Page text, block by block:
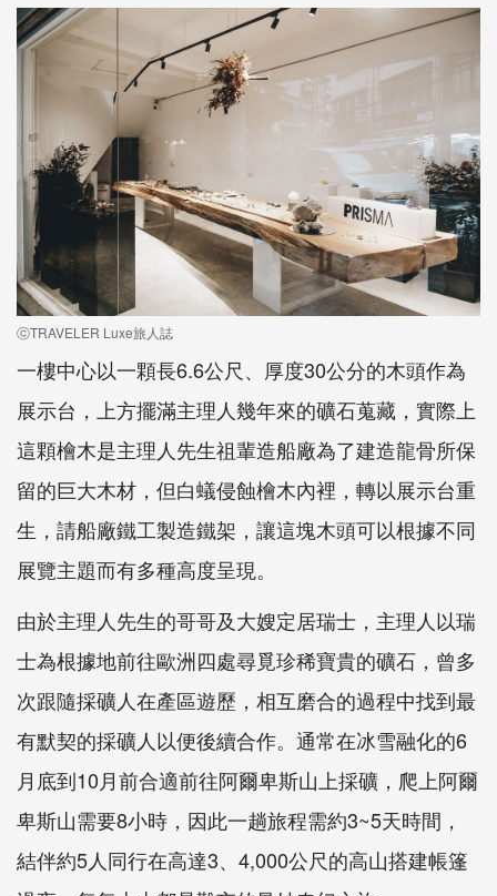
ⓒTRAVELER Luxe旅人誌
一樓中心以一顆長6.6公尺、厚度30公分的木頭作為
展示台，上方擺滿主理人幾年來的礦石蒐藏，實際上
這顆檜木是主理人先生祖輩造船廠為了建造龍骨所保
留的巨大木材，但白蟻侵蝕檜木內裡，轉以展示台重
生，請船廠鐵工製造鐵架，讓這塊木頭可以根據不同
展覽主題而有多種高度呈現。
由於主理人先生的哥哥及大嫂定居瑞士，主理人以瑞
士為根據地前往歐洲四處尋覓珍稀寶貴的礦石，曾多
次跟隨採礦人在產區遊歷，相互磨合的過程中找到最
有默契的採礦人以便後續合作。通常在冰雪融化的6
月底到10月前合適前往阿爾卑斯山上採礦，爬上阿爾
卑斯山需要8小時，因此一趟旅程需約3~5天時間，
結伴約5人同行在高達3、4,000公尺的高山搭建帳篷